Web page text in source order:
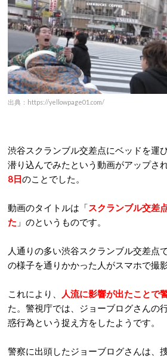
出典：https://yellowpage01.com/
渋谷スクランブル交差点にベッドを運
潜り込んでみたという動画がアップされ
8日のことでした。
動画のタイトルは「スクランブル交差
た 」のというものです。
人通りの多い渋谷スクランブル交差点
の様子を通りかかった人がスマホで撮
これにより、 人流に影響が出たことで
た。警視庁では、ジョーブログさんの
惑行為という捉え方をしたようです。
警察に出頭したジョーブログさんは、